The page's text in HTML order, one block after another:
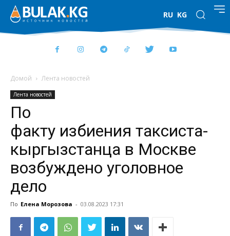
RU KG
Домой Лента новостей
Лента новостей
По
факту избиения таксиста-
кыргызстанца в Москве
возбуждено уголовное
дело
По Елена Морозова - 03.08.2023 17:31